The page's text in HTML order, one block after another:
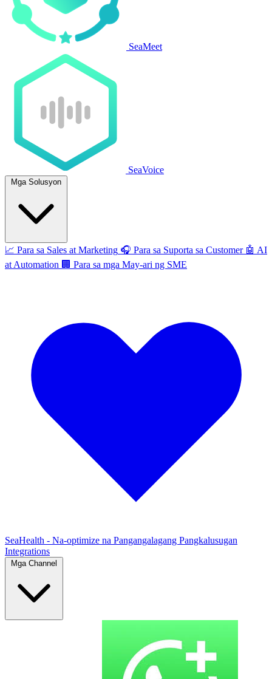
SeaMeet
SeaVoice
Mga Solusyon
📈 Para sa Sales at Marketing 🎧 Para sa Suporta sa Customer 🤖 AI
at Automation 🏢 Para sa mga May-ari ng SME
SeaHealth - Na-optimize na Pangangalagang Pangkalusugan
Integrations
Mga Channel